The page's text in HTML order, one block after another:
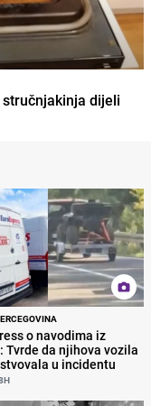
dijeli
o navodima iz
Tvrde da njihova vozila
u incidentu